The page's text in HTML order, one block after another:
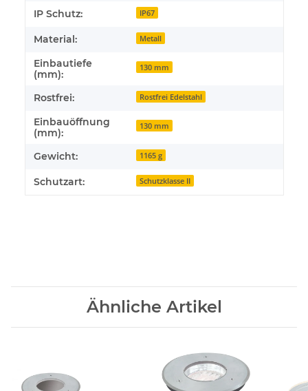
IP Schutz: IP67
Material: Metall
Einbautiefe
(mm):
130 mm
Rostfrei: Rostfrei Edelstahl
Einbauöffnung
(mm):
130 mm
Gewicht: 1165 g
Schutzart: Schutzklasse II
Ähnliche Artikel